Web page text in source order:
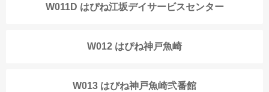
W011D はぴね江坂デイサービスセンター
W012 はぴね神戸魚崎
W013 はぴね神戸魚崎弐番館